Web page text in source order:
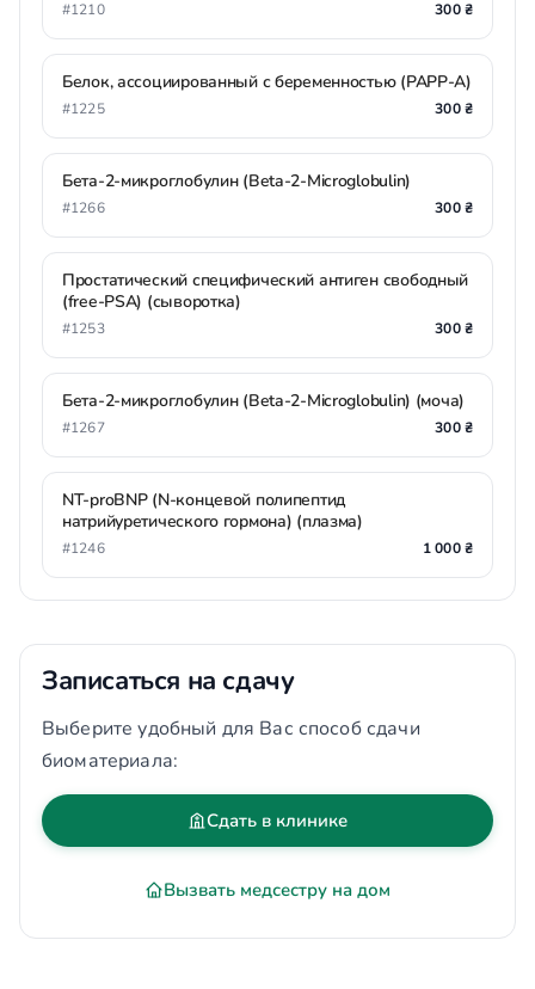
#1210 300 ₴
Белок, ассоциированный с беременностью (PAPP-А)
#1225 300 ₴
Бета-2-микроглобулин (Beta-2-Microglobulin)
#1266 300 ₴
Простатический специфический антиген свободный
(free-PSA) (сыворотка)
#1253 300 ₴
Бета-2-микроглобулин (Beta-2-Microglobulin) (моча)
#1267 300 ₴
NT-proBNP (N-концевой полипептид
натрийуретического гормона) (плазма)
#1246 1 000 ₴
Записаться на сдачу
Выберите удобный для Вас способ сдачи
биоматериала:
Сдать в клинике
Вызвать медсестру на дом